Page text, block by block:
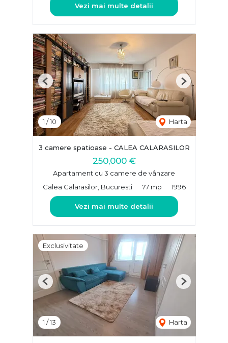
Vezi mai multe detalii
1 /10 Harta
Previous Next
3 camere spatioase - CALEA CALARASILOR
250,000 €
Apartament cu 3 camere de vânzare
Calea Calarasilor, Bucuresti
77 mp 1996
Vezi mai multe detalii
Exclusivitate
1 /13 Harta
Previous Next